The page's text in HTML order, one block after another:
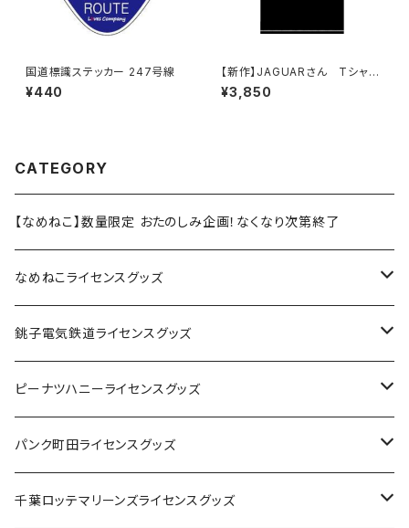
国道標識ステッカー 247号線
¥440
【新作】JAGUARさん Tシャツ
（HELLO JAGUAR）Black
¥3,850
CATEGORY
【なめねこ】数量限定 おたのしみ企画！なくなり次第終了
なめねこライセンスグッズ
Tシャツ
キャップ
ステッカー
缶バッジ
銚子電気鉄道ライセンスグッズ
ステッカー
缶バッジ
アクリルキーホルダー
ピーナツハニーライセンスグッズ
Tシャツ
キャップ
パンク町田ライセンスグッズ
Tシャツ
千葉ロッテマリーンズライセンスグッズ